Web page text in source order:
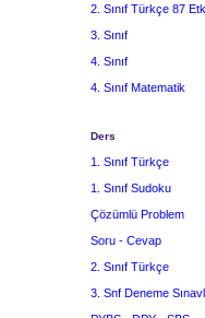
2. Sınıf Türkçe 87
3. Sınıf
4. Sınıf
4. Sınıf Matematik
Ders
1. Sınıf Türkçe
1. Sınıf Sudoku
Çözümlü Problem
Soru - Cevap
2. Sınıf Türkçe
3. Snf Deneme